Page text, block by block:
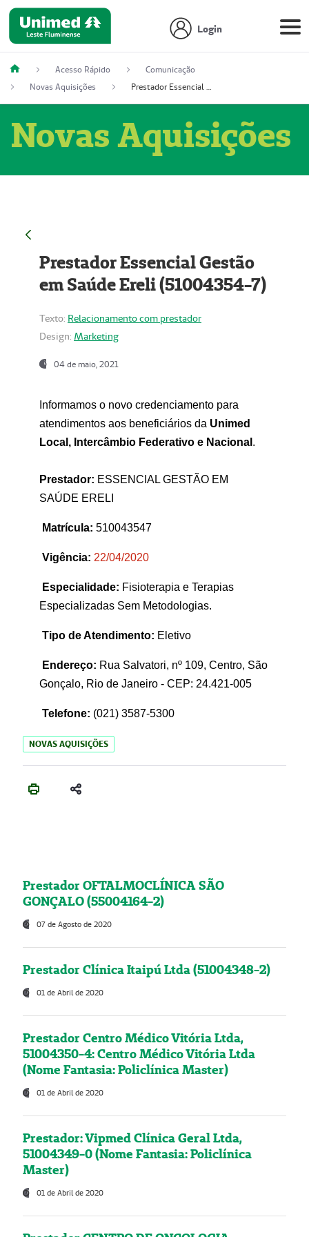
Login
Acesso Rápido
Comunicação
Novas Aquisições
Prestador Essencial Gestão em Saúde Ereli (51004354-7)
Novas Aquisições
Prestador Essencial Gestão
em Saúde Ereli (51004354-7)
Texto: Relacionamento com prestador
Design: Marketing
04 de maio, 2021
Informamos o novo credenciamento para
atendimentos aos beneficiários da Unimed
Local, Intercâmbio Federativo e Nacional .
Prestador: ESSENCIAL GESTÃO EM
SAÚDE ERELI
Matrícula: 510043547
Vigência: 22/04/2020
Especialidade: Fisioterapia e Terapias
Especializadas Sem Metodologias.
Tipo de Atendimento: Eletivo
Endereço: Rua Salvatori, nº 109, Centro, São
Gonçalo, Rio de Janeiro - CEP: 24.421-005
Telefone: (021) 3587-5300
NOVAS AQUISIÇÕES
Prestador OFTALMOCLÍNICA SÃO
GONÇALO (55004164-2)
07 de Agosto de 2020
Prestador Clínica Itaipú Ltda (51004348-2)
01 de Abril de 2020
Prestador Centro Médico Vitória Ltda,
51004350-4: Centro Médico Vitória Ltda
(Nome Fantasia: Policlínica Master)
01 de Abril de 2020
Prestador: Vipmed Clínica Geral Ltda,
51004349-0 (Nome Fantasia: Policlínica
Master)
01 de Abril de 2020